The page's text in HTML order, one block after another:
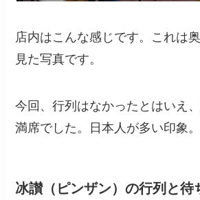
店内はこんな感じです。これは
見た写真です。
今回、行列はなかったとはいえ
満席でした。日本人が多い印象。
冰讃（ピンザン）の行列と待